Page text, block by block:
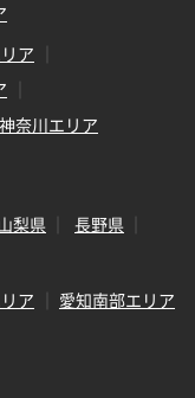
ア
奈川エリア
梨県
長野県
ア
愛知南部エリア